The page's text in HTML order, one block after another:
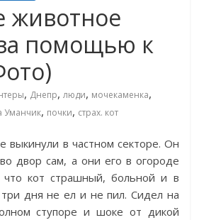
животное
помощью к
, Днепр,люди, мочекаменка,
Уманчик, почки, страх. кот
выкинули в частном секторе. Он
двор сам, а они его в огороде
что кот страшный, больной и в
дня не ел и не пил. Сидел на
ступоре и шоке от дикой